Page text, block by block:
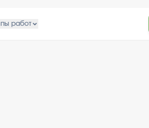
работ